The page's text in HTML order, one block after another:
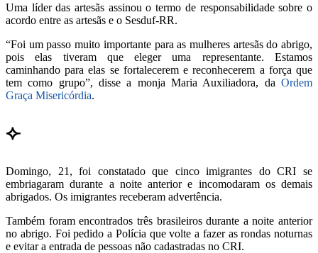
Uma líder das artesãs assinou o termo de responsabilidade sobre o
acordo entre as artesãs e o Sesduf-RR.
“Foi um passo muito importante para as mulheres artesãs do abrigo,
pois elas tiveram que eleger uma representante. Estamos
caminhando para elas se fortalecerem e reconhecerem a força que
tem como grupo”, disse a monja Maria Auxiliadora, da Ordem
Graça Misericórdia.
⟣
Domingo, 21, foi constatado que cinco imigrantes do CRI se
embriagaram durante a noite anterior e incomodaram os demais
abrigados. Os imigrantes receberam advertência.
Também foram encontrados três brasileiros durante a noite anterior
no abrigo. Foi pedido a Polícia que volte a fazer as rondas noturnas
e evitar a entrada de pessoas não cadastradas no CRI.